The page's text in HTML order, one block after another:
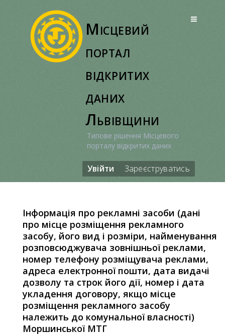
Місцевий
портал
відкритих
даних
Львівщини
Типове рішення Місцевого
порталу відкритих даних
Увійти Зареєструватись
Інформація про рекламні засоби (дані
про місце розміщення рекламного
засобу, його вид і розміри, найменування
розповсюджувача зовнішньої реклами,
номер телефону розміщувача реклами,
адреса електронної пошти, дата видачі
дозволу та строк його дії, номер і дата
укладення договору, якщо місце
розміщення рекламного засобу
належить до комунальної власності)
Моршинської МТГ